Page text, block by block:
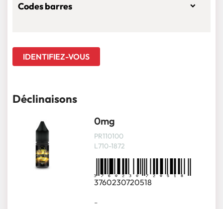
Codes barres
IDENTIFIEZ-VOUS
Déclinaisons
0mg
PR110100
L710-1872
3760230720518
-